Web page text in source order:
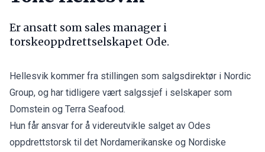
Er ansatt som sales manager i
torskeoppdrettselskapet Ode.
Hellesvik kommer fra stillingen som salgsdirektør i Nordic
Group, og har tidligere vært salgssjef i selskaper som
Domstein og Terra Seafood.
Hun får ansvar for å videreutvikle salget av Odes
oppdrettstorsk til det Nordamerikanske og Nordiske